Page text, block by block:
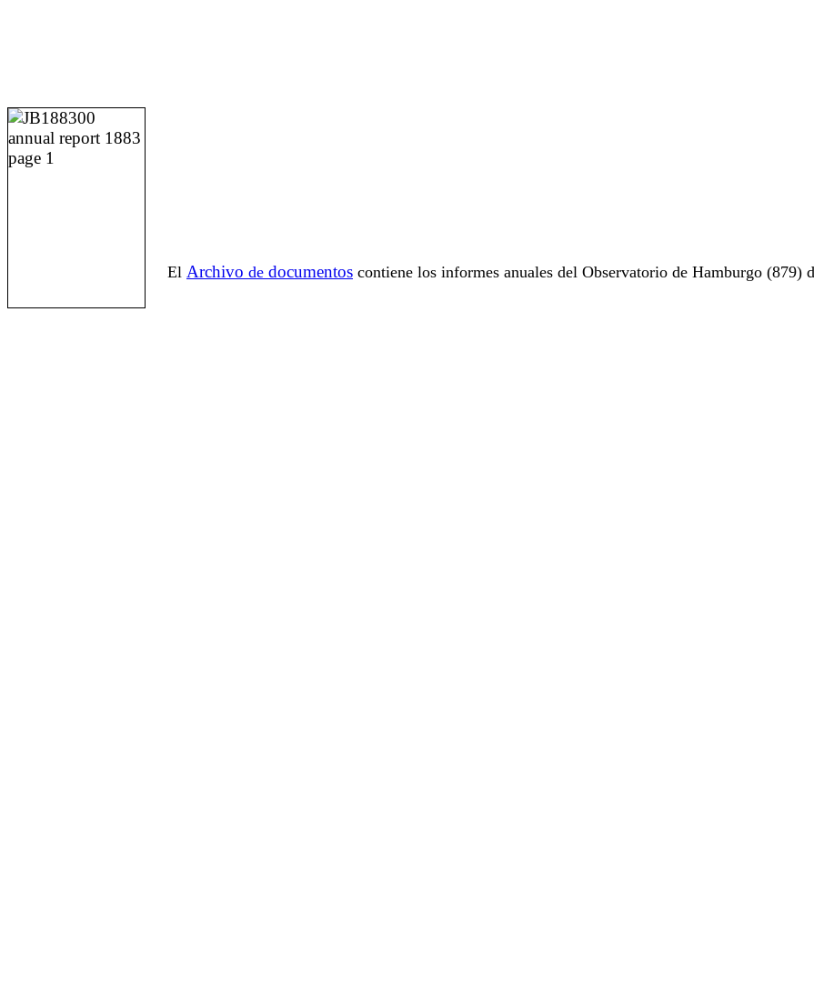
El Archivo de documentos contiene los informes anuales del Observatorio de Hamburgo (879)